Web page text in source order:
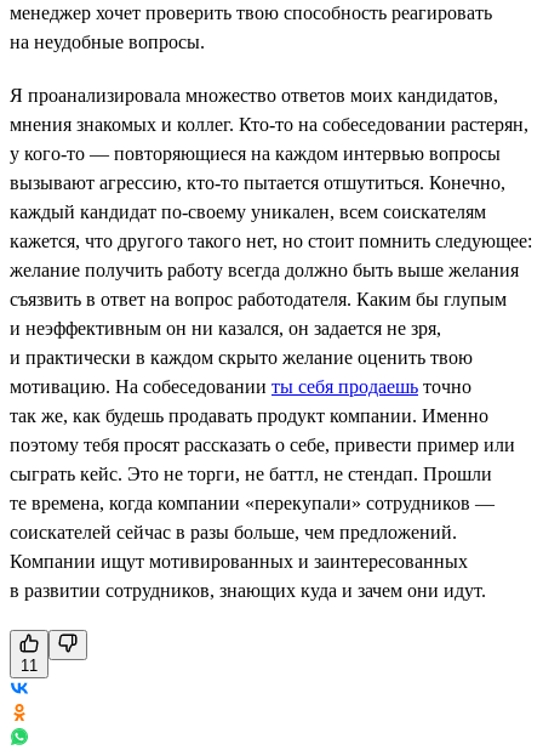
менеджер хочет проверить твою способность реагировать
на неудобные вопросы.
Я проанализировала множество ответов моих кандидатов,
мнения знакомых и коллег. Кто-то на собеседовании растерян,
у кого-то — повторяющиеся на каждом интервью вопросы
вызывают агрессию, кто-то пытается отшутиться. Конечно,
каждый кандидат по-своему уникален, всем соискателям
кажется, что другого такого нет, но стоит помнить следующее:
желание получить работу всегда должно быть выше желания
съязвить в ответ на вопрос работодателя. Каким бы глупым
и неэффективным он ни казался, он задается не зря,
и практически в каждом скрыто желание оценить твою
мотивацию. На собеседовании ты себя продаешь точно
так же, как будешь продавать продукт компании. Именно
поэтому тебя просят рассказать о себе, привести пример или
сыграть кейс. Это не торги, не баттл, не стендап. Прошли
те времена, когда компании «перекупали» сотрудников —
соискателей сейчас в разы больше, чем предложений.
Компании ищут мотивированных и заинтересованных
в развитии сотрудников, знающих куда и зачем они идут.
11